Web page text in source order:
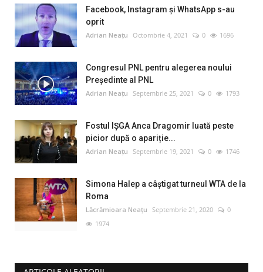
Facebook, Instagram și WhatsApp s-au
oprit
Adrian Neațu Octombrie 4, 2021 0 1696
Congresul PNL pentru alegerea noului
Preşedinte al PNL
Adrian Neațu Septembrie 25, 2021 0 1793
Fostul IȘGA Anca Dragomir luată peste
picior după o apariție...
Adrian Neațu Septembrie 19, 2021 0 1746
Simona Halep a câştigat turneul WTA de la
Roma
Lăcrămioara Neațu Septembrie 21, 2020
0
1974